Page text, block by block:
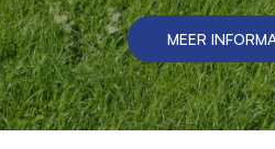
MEER
MEER
MEER